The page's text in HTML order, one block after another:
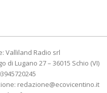
Valliland Radio srl
di Lugano 27 – 36015 Schio (VI)
redazione@ecovicentino.it